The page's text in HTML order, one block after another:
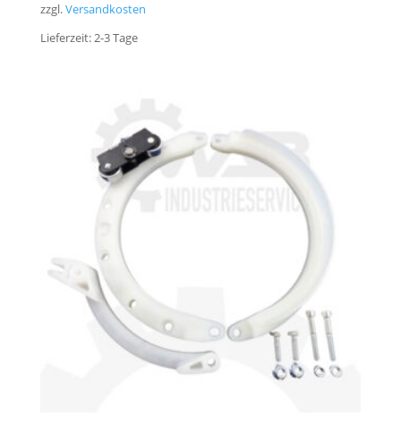
zzgl.Versandkosten
Lieferzeit:2-3 Tage